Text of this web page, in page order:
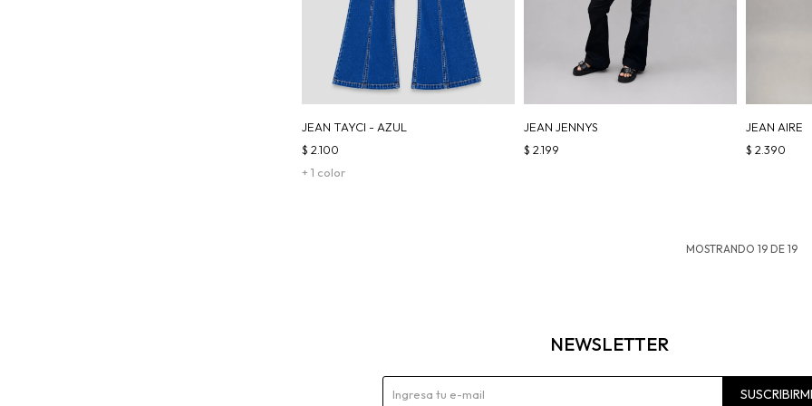
JEAN TAYCI - AZUL
+ 1 color
$ 2.100
JEAN JENNYS
$ 2.199
JEAN AIRE
$ 2.390
MOSTRANDO 19DE 19
NEWSLETTER